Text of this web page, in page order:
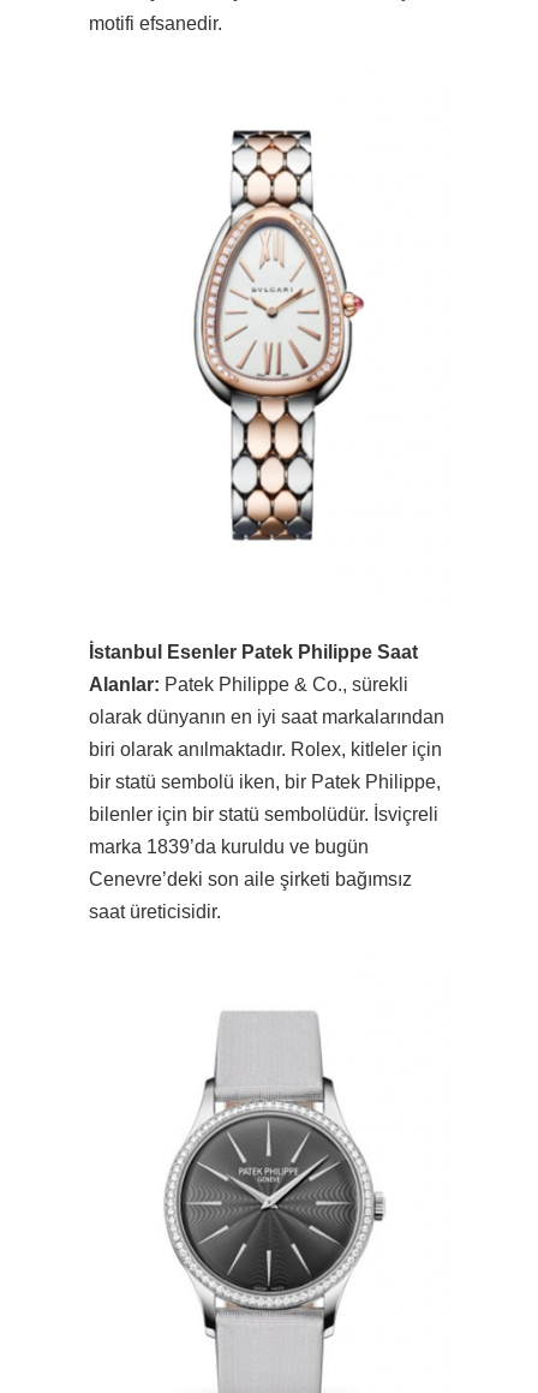
motifi efsanedir.
İstanbul Esenler Patek Philippe Saat
Alanlar: Patek Philippe & Co., sürekli
olarak dünyanın en iyi saat markalarından
biri olarak anılmaktadır. Rolex, kitleler için
bir statü sembolü iken, bir Patek Philippe,
bilenler için bir statü sembolüdür. İsviçreli
marka 1839’da kuruldu ve bugün
Cenevre’deki son aile şirketi bağımsız
saat üreticisidir.